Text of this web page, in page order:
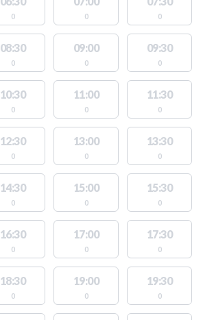
0 0 0
08:30
0
09:00
0
09:30
0
10:30
0
11:00
0
11:30
0
12:30
0
13:00
0
13:30
0
14:30
0
15:00
0
15:30
0
16:30
0
17:00
0
17:30
0
18:30
0
19:00
0
19:30
0